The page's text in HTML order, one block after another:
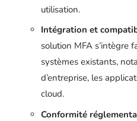
utilisation.
Intégration et
solution MFA s’intègre
systèmes existants,
d’entreprise, les
cloud.
Conformité